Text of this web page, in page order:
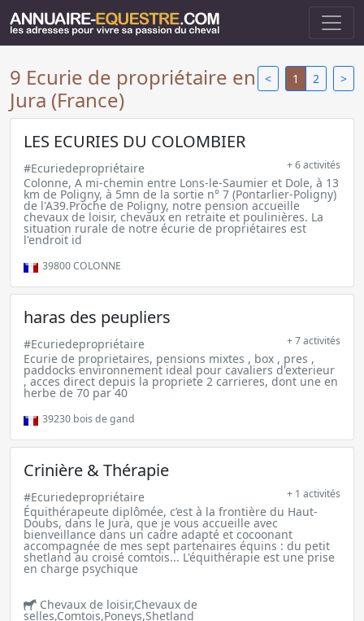
< 1 2 >
9 Ecurie de propriétaire en
Jura (France)
LES ECURIES DU COLOMBIER
#Ecuriedepropriétaire + 6 activités
Colonne, A mi-chemin entre Lons-le-Saumier et Dole, à 13
km de Poligny, à 5mn de la sortie n° 7 (Pontarlier-Poligny)
de l'A39.Proche de Poligny, notre pension accueille
chevaux de loisir, chevaux en retraite et poulinières. La
situation rurale de notre écurie de propriétaires est
l'endroit id
39800COLONNE
haras des peupliers
#Ecuriedepropriétaire + 7 activités
Ecurie de proprietaires, pensions mixtes , box , pres ,
paddocks environnement ideal pour cavaliers d'exterieur
, acces direct depuis la propriete 2 carrieres, dont une en
herbe de 70 par 40
39230 bois de gand
Crinière & Thérapie
#Ecuriedepropriétaire + 1 activités
Équithérapeute diplômée, c’est à la frontière du Haut-
Doubs, dans le Jura, que je vous accueille avec
bienveillance dans un cadre adapté et cocoonant
accompagnée de mes sept partenaires équins : du petit
shetland au croisé comtois... L'équithérapie est une prise
en charge psychique
Chevaux de loisir,Chevaux de
selles,Comtois,Poneys,Shetland